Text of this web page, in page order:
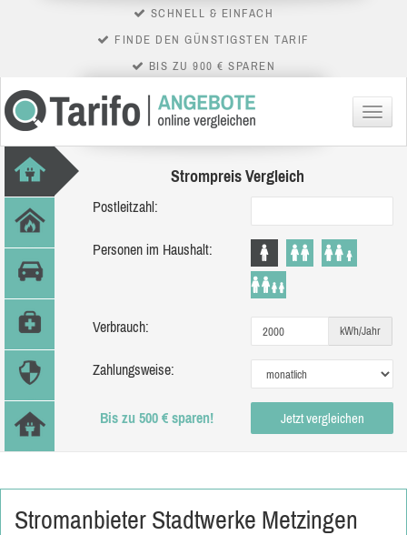
SCHNELL & EINFACH
FINDE DEN GÜNSTIGSTEN TARIF
BIS ZU 900 € SPAREN
Menü
Strompreis Vergleich
Postleitzahl:
Personen im Haushalt:
Verbrauch: kWh/Jahr
Zahlungsweise:
Bis zu 500 € sparen! Jetzt vergleichen
Stromanbieter Stadtwerke Metzingen